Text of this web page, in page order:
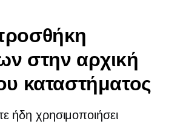
στην αρχική
καταστήματος
ήδη χρησιμοποιήσει